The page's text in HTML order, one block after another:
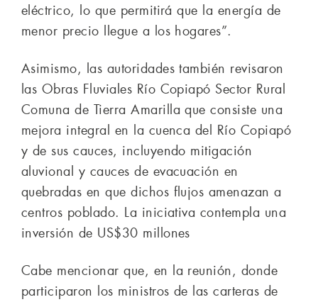
eléctrico, lo que permitirá que la energía de
menor precio llegue a los hogares”.
Asimismo, las autoridades también revisaron
las Obras Fluviales Río Copiapó Sector Rural
Comuna de Tierra Amarilla que consiste una
mejora integral en la cuenca del Río Copiapó
y de sus cauces, incluyendo mitigación
aluvional y cauces de evacuación en
quebradas en que dichos flujos amenazan a
centros poblado. La iniciativa contempla una
inversión de US$30 millones
Cabe mencionar que, en la reunión, donde
participaron los ministros de las carteras de